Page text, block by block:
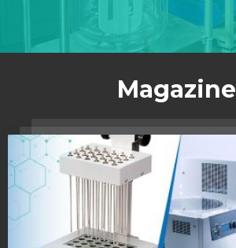
Magazine